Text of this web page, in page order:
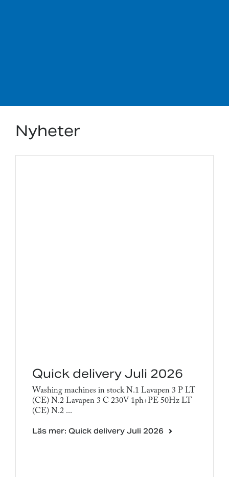
Nyheter
Quick delivery Juli 2026
Washing machines in stock N.1 Lavapen 3 P LT
(CE) N.2 Lavapen 3 C 230V 1ph+PE 50Hz LT
(CE) N.2 ...
Läs mer: Quick delivery Juli 2026